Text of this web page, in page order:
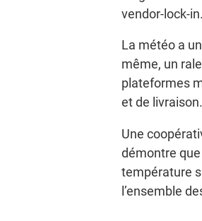
vendor-lock-in.
La météo a
même, un
plateformes
et de livraison.
Une
démontre
température
l’ensemble